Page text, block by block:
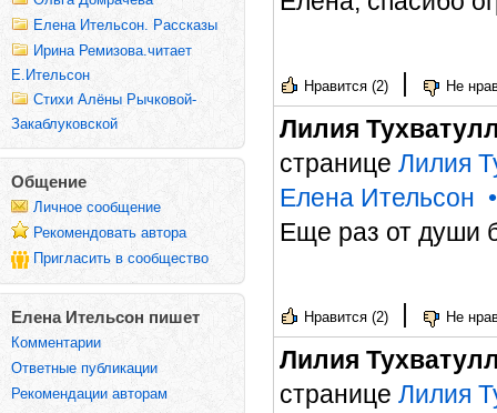
Елена Ительсон. Рассказы
Ирина Ремизова.читает
Е.Ительсон
Стихи Алёны Рычковой-
Закаблуковской
Общение
Личное сообщение
Рекомендовать автора
Пригласить в сообщество
Елена Ительсон пишет
Комментарии
Ответные публикации
Рекомендации авторам
Нравится (2) | Не
Лилия
странице Лилия
Елена Ительсон
Еще раз от души
Нравится (2) | Не
Лилия
странице Лилия